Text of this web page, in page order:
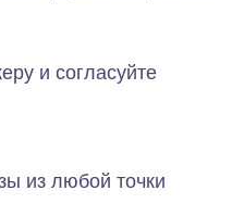
и согласуйте
из любой точки